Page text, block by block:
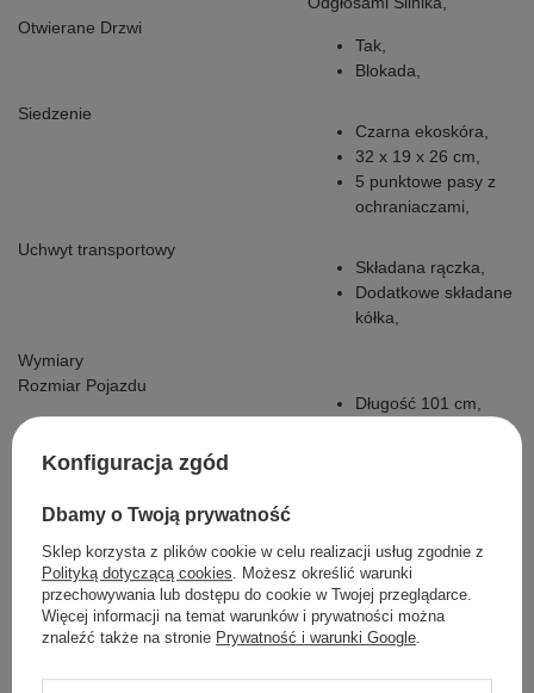
Otwierane Drzwi
Tak,
Blokada,
Siedzenie
Czarna ekoskóra,
32 x 19 x 26 cm,
5 punktowe pasy z
ochraniaczami,
Uchwyt transportowy
Składana rączka,
Dodatkowe składane
kółka,
Wymiary
Rozmiar Pojazdu
Długość 101 cm,
Rozmiar Kartonu
Waga Kartonu
18 Kg,
Maksymalne Obciążenie
30 Kg,
Prześwit
9 cm,
Wyposażenie Dodatkowe
Instrukcja + Zestaw Montażowy
Konfiguracja zgód
Dbamy o Twoją prywatność
Sklep korzysta z plików cookie w celu realizacji usług zgodnie z
Polityką dotyczącą cookies. Możesz określić warunki
przechowywania lub dostępu do cookie w Twojej przeglądarce.
Więcej informacji na temat warunków i prywatności można
znaleźć także na stronie Prywatność i warunki Google.